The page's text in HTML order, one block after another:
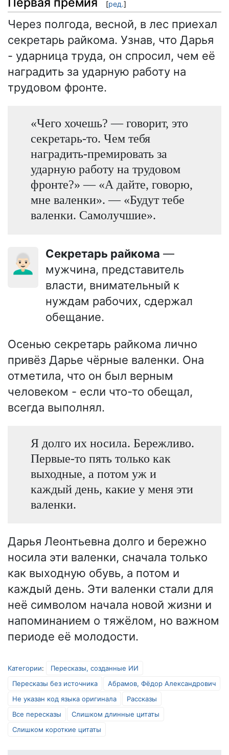
[ред.]
Через полгода, весной, в лес приехал
секретарь райкома. Узнав, что Дарья
- ударница труда, он спросил, чем её
наградить за ударную работу на
трудовом фронте.
«Чего хочешь? — говорит, это
секретарь-то. Чем тебя
наградить-премировать за
ударную работу на трудовом
фронте?» — «А дайте, говорю,
мне валенки». — «Будут тебе
валенки. Самолучшие».
👨🏻‍🦳 Секретарь райкома —
мужчина, представитель
власти, внимательный к
нуждам рабочих, сдержал
обещание.
Осенью секретарь райкома лично
привёз Дарье чёрные валенки. Она
отметила, что он был верным
человеком - если что-то обещал,
всегда выполнял.
Я долго их носила. Бережливо.
Первые-то пять только как
выходные, а потом уж и
каждый день, какие у меня эти
валенки.
Дарья Леонтьевна долго и бережно
носила эти валенки, сначала только
как выходную обувь, а потом и
каждый день. Эти валенки стали для
неё символом начала новой жизни и
напоминанием о тяжёлом, но важном
периоде её молодости.
Категории:
Пересказы, созданные ИИ
Пересказы без источника
Абрамов, Фёдор Александрович
Не указан код языка оригинала
Рассказы
Все пересказы
Слишком длинные цитаты
Слишком короткие цитаты